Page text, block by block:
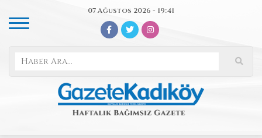
07 Ağustos 2026 - 19:41